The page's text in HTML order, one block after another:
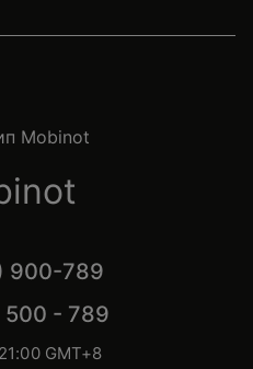
900-789
- 789
GMT+8